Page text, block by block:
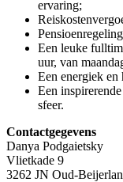
ervaring;
Een leuke
uur, van
Een energiek en
Een
sfeer.
Contactgegevens
Danya Podgaietsky
Vlietkade 9
3262 JN Oud-